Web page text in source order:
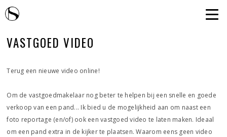
VASTGOED VIDEO
Terug een nieuwe video online!
Om de vastgoedmakelaar nog beter te helpen bij een snelle en goede
verkoop van een pand... Ik bied u de mogelijkheid aan om naast een
foto reportage (en/of) ook een vastgoed video te laten maken. Ideaal
om een pand extra in de kijker te plaatsen. Waarom eens geen video